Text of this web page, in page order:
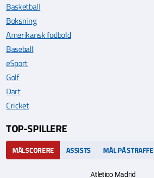
Basketball
Boksning
Amerikansk fodbold
Baseball
eSport
Golf
Dart
Cricket
TOP-SPILLERE
MÅLSCORERE ASSISTS MÅL PÅ STRAFFE
Atletico Madrid